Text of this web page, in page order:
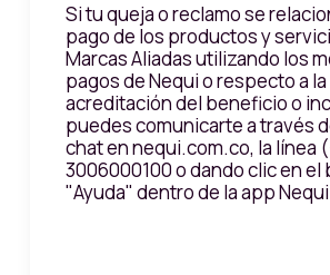
Si tu queja o reclamo se
pago de los productos y
Marcas Aliadas utilizando los
pagos de Nequi o respecto a la
acreditación del beneficio o
puedes comunicarte a través
chat en nequi.com.co, la línea
3006000100 o dando clic en el
"Ayuda" dentro de la app